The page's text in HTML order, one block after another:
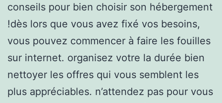
conseils pour bien choisir son hébergement
!dès lors que vous avez fixé vos besoins,
vous pouvez commencer à faire les fouilles
sur internet. organisez votre la durée bien
nettoyer les offres qui vous semblent les
plus appréciables. n’attendez pas pour vous